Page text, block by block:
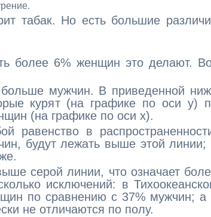
табак. Но есть большие
более 6% женщин это делают.
больше мужчин. В приведенной
курят (на графике по оси y)
(на графике по оси x).
равенство в
будут лежать выше этой линии;
серой линии, что означает
исключений: в
по сравнению с 37% мужчин; а
не отличаются по полу.